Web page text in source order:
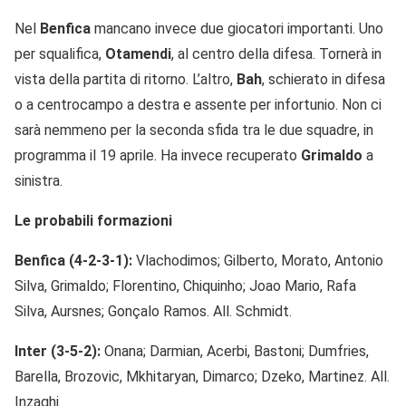
Nel Benfica mancano invece due giocatori importanti. Uno
per squalifica, Otamendi, al centro della difesa. Tornerà in
vista della partita di ritorno. L’altro, Bah, schierato in difesa
o a centrocampo a destra e assente per infortunio. Non ci
sarà nemmeno per la seconda sfida tra le due squadre, in
programma il 19 aprile. Ha invece recuperato Grimaldo a
sinistra.
Le probabili formazioni
Benfica (4-2-3-1): Vlachodimos; Gilberto, Morato, Antonio
Silva, Grimaldo; Florentino, Chiquinho; Joao Mario, Rafa
Silva, Aursnes; Gonçalo Ramos. All. Schmidt.
Inter (3-5-2): Onana; Darmian, Acerbi, Bastoni; Dumfries,
Barella, Brozovic, Mkhitaryan, Dimarco; Dzeko, Martinez. All.
Inzaghi.